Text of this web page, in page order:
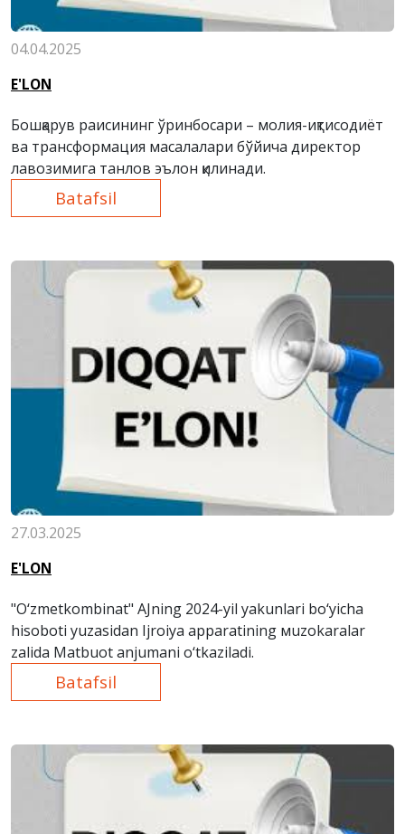
04.04.2025
E'LON
Бошқарув раисининг ўринбосари – молия-иқтисодиёт
ва трансформация масалалари бўйича директор
лавозимига танлов эълон қилинади.
Batafsil
27.03.2025
E'LON
"O‘zmetkombinat" AJning 2024-yil yakunlari bo‘yicha
hisoboti yuzasidan Ijroiya apparatining мuzokaralar
zalida Matbuot anjumani o‘tkaziladi.
Batafsil